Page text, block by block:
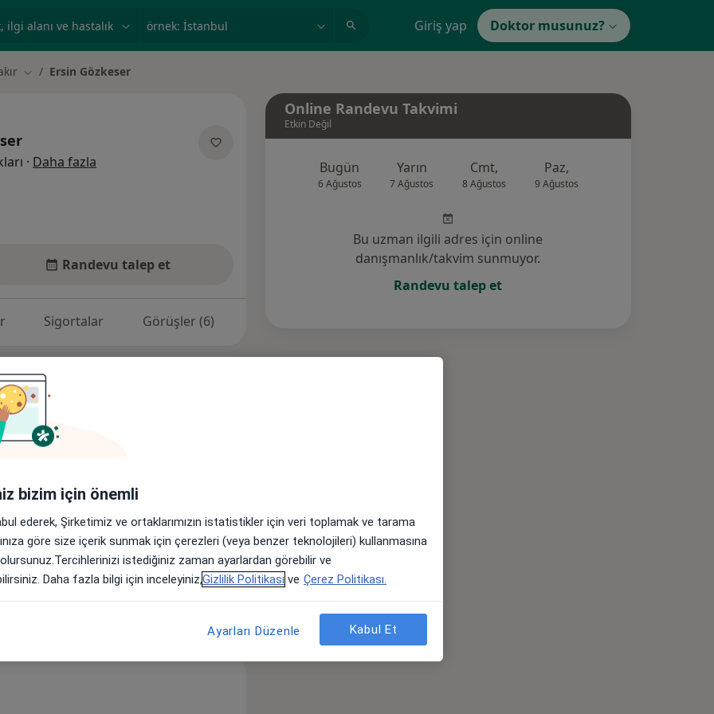
örnek: İstanbul Giriş yap Doktor musunuz?
Şehir değiştir
Ersin Gözkeser
· Daha fazla
Randevu talep et
Sigortalar Görüşler (6)
hizmet vermektedir.
Ateş
İdrar Yolu Enfeksiyonu
Online Randevu Takvimi
Etkin Değil
Bugün
6 Ağustos
Yarın
7 Ağustos
Cmt,
8 Ağustos
Paz,
9 Ağustos
Bu uzman ilgili adres için online
danışmanlık/takvim sunmuyor.
Randevu talep et
bizim için önemli
ederek, Şirketimiz ve ortaklarımızın istatistikler için veri toplamak ve tarama
göre size içerik sunmak için çerezleri (veya benzer teknolojileri) kullanmasına
istediğiniz zaman ayarlardan görebilir ve
Daha fazla bilgi için inceleyiniz,Gizlilik Politikası ve Çerez Politikası.
Ayarları Düzenle Kabul Et